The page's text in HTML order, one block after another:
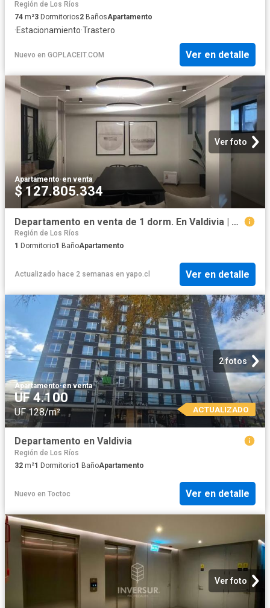
Región de Los Ríos
74 m²3 Dormitorios2 BañosApartamento
·Estacionamiento·Trastero
Nuevo en GOPLACEIT.COM Ver en detalle
Ver foto
Apartamento·en venta
$ 127.805.334
Departamento en venta de 1 dorm. En Valdivia | 1 Dormitorios por 3300.00 en Valdivia
Región de Los Ríos
1 Dormitorio1 BañoApartamento
Actualizado hace 2 semanas en yapo.cl Ver en detalle
2 fotos
Apartamento·en venta
UF 4.100
UF 128/m² ACTUALIZADO
Departamento en Valdivia
Región de Los Ríos
32 m²1 Dormitorio1 BañoApartamento
Nuevo en Toctoc Ver en detalle
Ver foto